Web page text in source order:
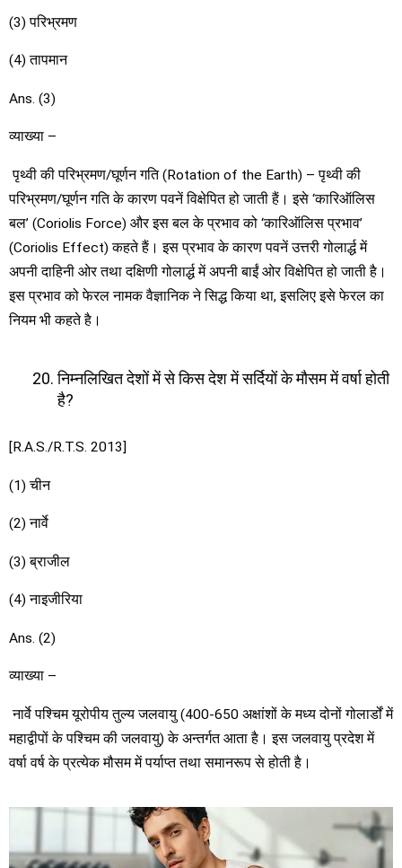
(3) परिभ्रमण
(4) तापमान
Ans. (3)
व्याख्या –
पृथ्वी की परिभ्रमण/घूर्णन गति (Rotation of the Earth) – पृथ्वी की
परिभ्रमण/घूर्णन गति के कारण पवनें विक्षेपित हो जाती हैं। इसे ‘कारिऑलिस
बल’ (Coriolis Force) और इस बल के प्रभाव को ‘कारिऑलिस प्रभाव’
(Coriolis Effect) कहते हैं। इस प्रभाव के कारण पवनें उत्तरी गोलार्द्ध में
अपनी दाहिनी ओर तथा दक्षिणी गोलार्द्ध में अपनी बाईं ओर विक्षेपित हो जाती है।
इस प्रभाव को फेरल नामक वैज्ञानिक ने सिद्ध किया था, इसलिए इसे फेरल का
नियम भी कहते है।
निम्नलिखित देशों में से किस देश में सर्दियों के मौसम में वर्षा होती
है?
[R.A.S./R.T.S. 2013]
(1) चीन
(2) नार्वे
(3) ब्राजील
(4) नाइजीरिया
Ans. (2)
व्याख्या –
नार्वे पश्चिम यूरोपीय तुल्य जलवायु (400-650 अक्षांशों के मध्य दोनों गोलार्डों में
महाद्वीपों के पश्चिम की जलवायु) के अन्तर्गत आता है। इस जलवायु प्रदेश में
वर्षा वर्ष के प्रत्येक मौसम में पर्याप्त तथा समानरूप से होती है।